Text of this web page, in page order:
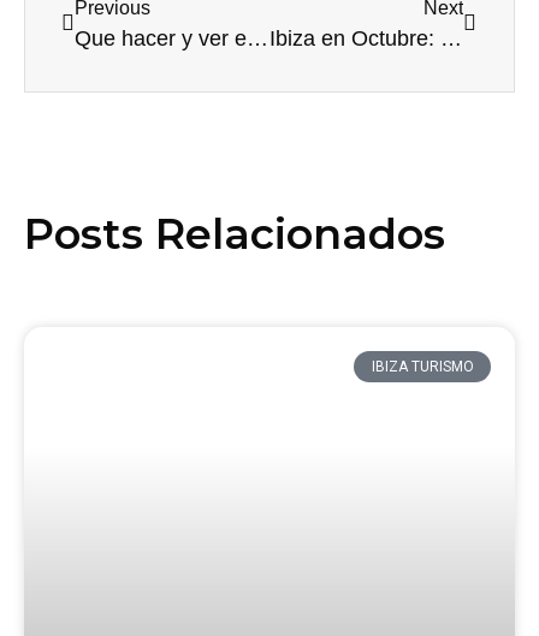
Previous
Que hacer y ver en Ibiza en agosto 2025
Next
Ibiza en Octubre: Eventos, Fiestas y Actividades al Aire Libre que No Puedes Perderte
Posts Relacionados
IBIZA TURISMO